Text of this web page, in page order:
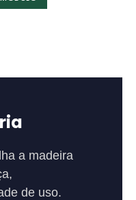
a madeira
de uso.